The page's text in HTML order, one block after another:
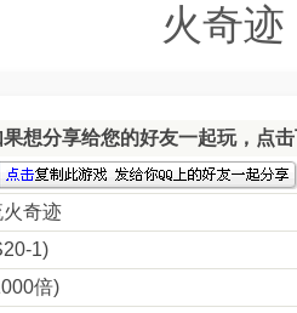
火奇迹
果想分享给您的好友一起玩，点
火奇迹
1)
倍)